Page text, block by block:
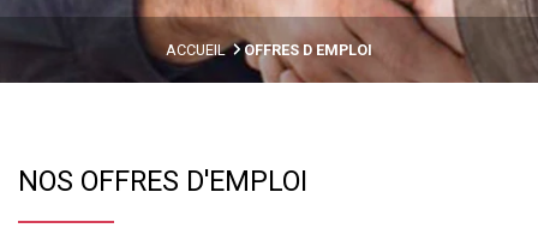
ACCUEIL OFFRES D EMPLOI
NOS OFFRES D'EMPLOI